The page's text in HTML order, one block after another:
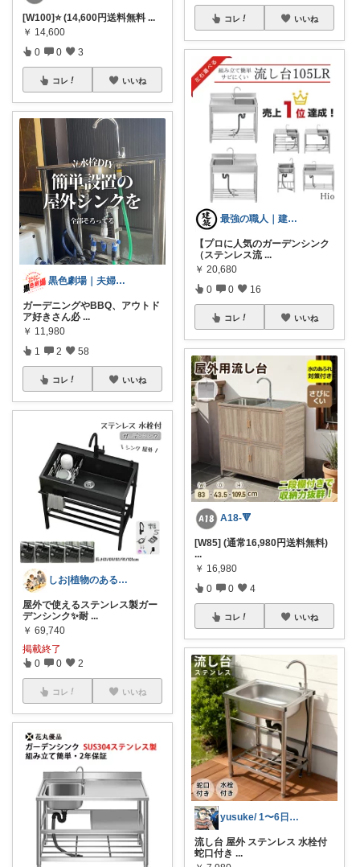
[W100]⭐️ (14,600円送料無料 ...
￥ 14,600
0 0 3
コレ いいね
黒色劇場｜夫婦でLet’sカーライフ
ガーデニングやBBQ、アウトド
ア好きさん必 ...
￥ 11,980
1 2 58
コレ いいね
しお|植物のある暮らし
屋外で使えるステンレス製ガー
デンシンク✨耐 ...
￥ 69,740
掲載終了
0 0 2
コレ いいね
コレ いいね
最強の職人｜建築道具
【プロに人気のガーデンシンク
（ステンレス流 ...
￥ 20,680
0 0 16
コレ いいね
A18-🔻
[W85] (通常16,980円送料無料)
...
￥ 16,980
0 0 4
コレ いいね
yusuke/ 1〜6日購入感謝♫
流し台 屋外 ステンレス 水栓付
蛇口付き ...